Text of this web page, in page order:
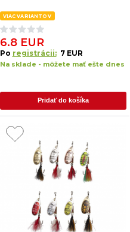
VIAC VARIANTOV
6.8 EUR
Po registrácii: 7 EUR
Na sklade - môžete mať ešte dnes
Pridať do košíka